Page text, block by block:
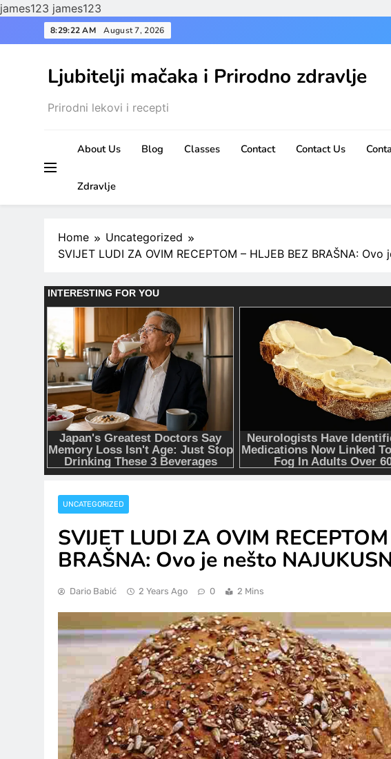
james123 james123
to
8:29:23 AM August 7, 2026
Ljubitelji mačaka i Prirodno zdravlje
Prirodni lekovi i recepti
About Us Blog Classes Contact Contact Us
Zdravlje
Home
Uncategorized
SVIJET LUDI ZA OVIM RECEPTOM – HLJEB BEZ BRAŠNA:
UNCATEGORIZED
SVIJET LUDI ZA OVIM
BRAŠNA: Ovo je nešto
Dario Babić 2 Years Ago 0 2 Mins